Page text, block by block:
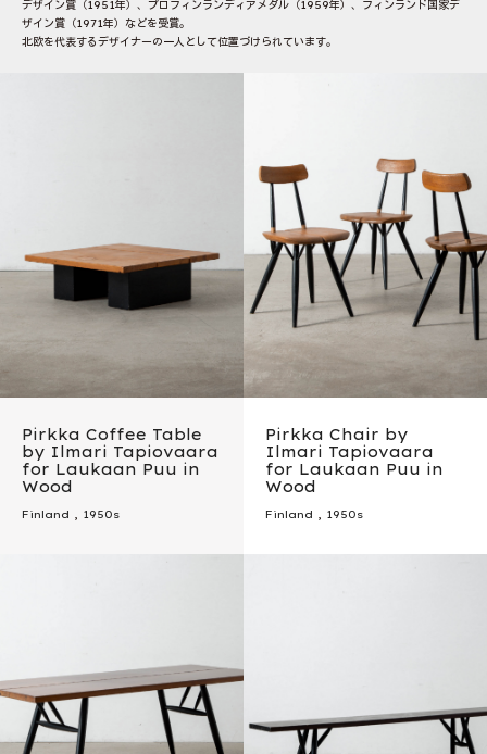
デザイン賞（1951年）、プロフィンランディアメダル（1959年）、フィンランド国家デ
ザイン賞（1971年）などを受賞。
北欧を代表するデザイナーの一人として位置づけられています。
Pirkka Coffee Table
by Ilmari Tapiovaara
for Laukaan Puu in
Wood
Finland , 1950s
Pirkka Chair by
Ilmari Tapiovaara
for Laukaan Puu in
Wood
Finland , 1950s